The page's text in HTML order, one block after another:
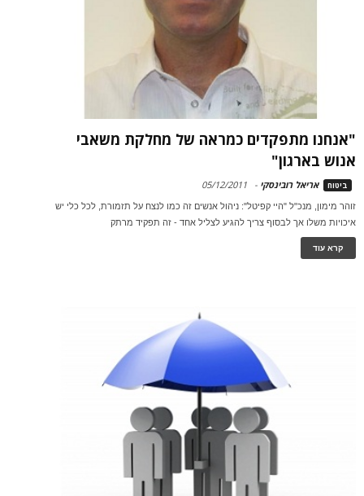
"אנחנו מתפקדים כמראה של מחלקת משאבי
אנוש בארגון"
ביטוח אריאל רובינסקי -
05/12/2011
זוהר מימון, מנכ"ל "היי קפיטל": ניהול אנשים זה כמו לנצח על תזמורת, לכל כלי יש
איכויות משלו אך לבסוף צריך להגיע לצליל אחד - זה תפקיד מרתק
קרא עוד